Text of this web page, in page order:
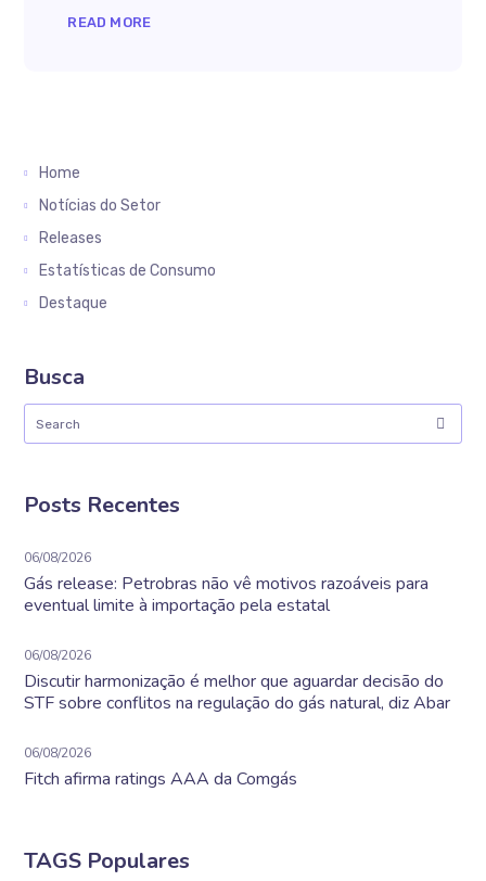
READ MORE
Home
Notícias do Setor
Releases
Estatísticas de Consumo
Destaque
Busca
Posts Recentes
06/08/2026
Gás release: Petrobras não vê motivos razoáveis para
eventual limite à importação pela estatal
06/08/2026
Discutir harmonização é melhor que aguardar decisão do
STF sobre conflitos na regulação do gás natural, diz Abar
06/08/2026
Fitch afirma ratings AAA da Comgás
TAGS Populares